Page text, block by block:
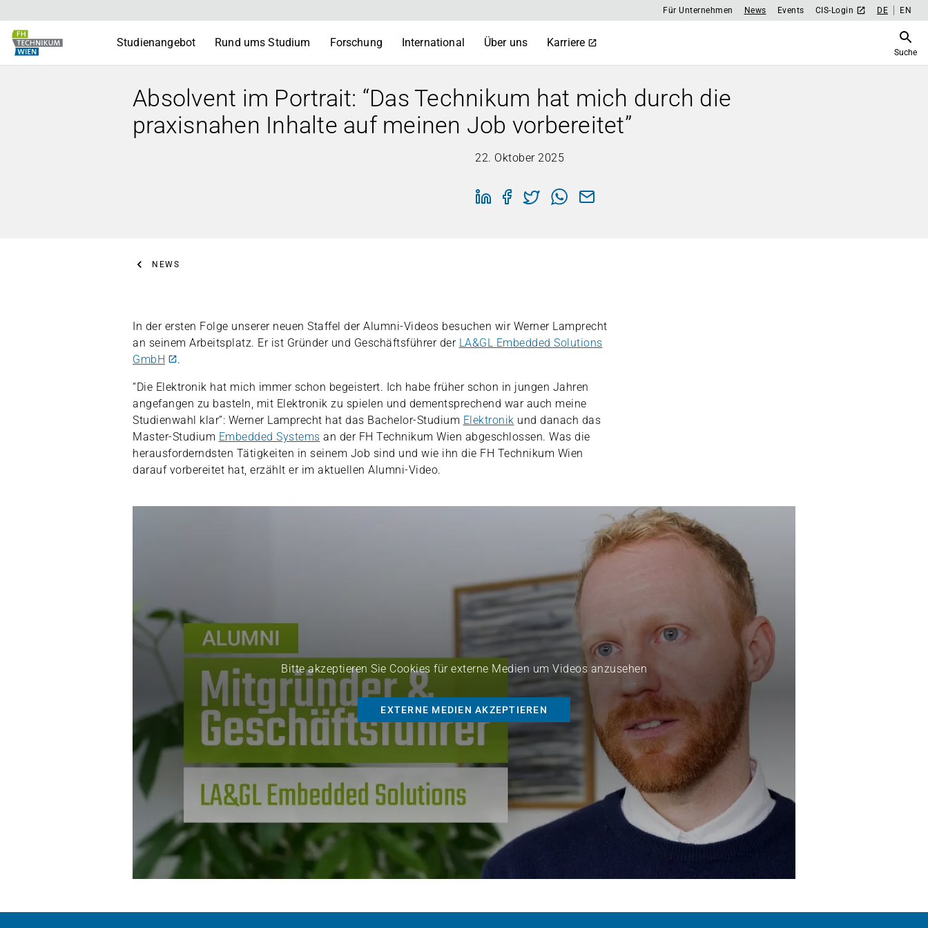
Für Unternehmen News Events CIS-Login DE EN
Studienangebot Rund ums Studium Forschung International Über uns Karriere
Suche
Absolvent im Portrait: “Das Technikum hat mich durch die
praxisnahen Inhalte auf meinen Job vorbereitet”
22. Oktober 2025
NEWS
In der ersten Folge unserer neuen Staffel der Alumni-Videos besuchen wir Werner Lamprecht
an seinem Arbeitsplatz. Er ist Gründer und Geschäftsführer der LA&GL Embedded Solutions
GmbH
.
“Die Elektronik hat mich immer schon begeistert. Ich habe früher schon in jungen Jahren
angefangen zu basteln, mit Elektronik zu spielen und dementsprechend war auch meine
Studienwahl klar”: Werner Lamprecht hat das Bachelor-Studium Elektronik und danach das
Master-Studium Embedded Systems an der FH Technikum Wien abgeschlossen. Was die
herausforderndsten Tätigkeiten in seinem Job sind und wie ihn die FH Technikum Wien
darauf vorbereitet hat, erzählt er im aktuellen Alumni-Video.
Bitte akzeptieren Sie Cookies für externe Medien um Videos anzusehen
EXTERNE MEDIEN AKZEPTIEREN